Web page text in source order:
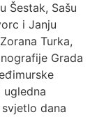
Šestak, Sašu
i Janju
Turka,
Grada
ugledna
dana